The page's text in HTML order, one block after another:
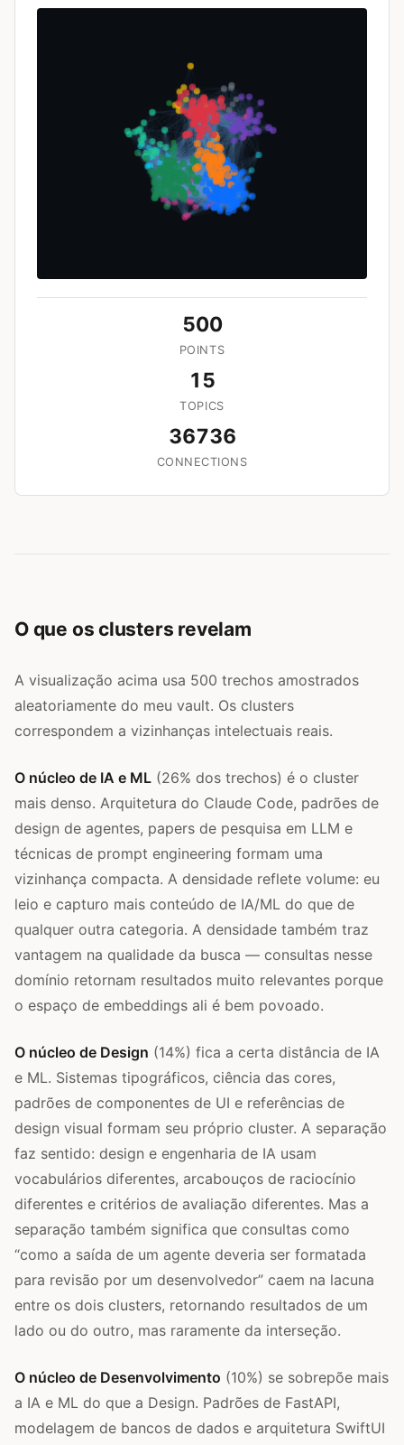
500
POINTS
15
TOPICS
36736
CONNECTIONS
O que os clusters revelam
A visualização acima usa 500 trechos amostrados
aleatoriamente do meu vault. Os clusters
correspondem a vizinhanças intelectuais reais.
O núcleo de IA e ML (26% dos trechos) é o cluster
mais denso. Arquitetura do Claude Code, padrões de
design de agentes, papers de pesquisa em LLM e
técnicas de prompt engineering formam uma
vizinhança compacta. A densidade reflete volume: eu
leio e capturo mais conteúdo de IA/ML do que de
qualquer outra categoria. A densidade também traz
vantagem na qualidade da busca — consultas nesse
domínio retornam resultados muito relevantes porque
o espaço de embeddings ali é bem povoado.
O núcleo de Design (14%) fica a certa distância de IA
e ML. Sistemas tipográficos, ciência das cores,
padrões de componentes de UI e referências de
design visual formam seu próprio cluster. A separação
faz sentido: design e engenharia de IA usam
vocabulários diferentes, arcabouços de raciocínio
diferentes e critérios de avaliação diferentes. Mas a
separação também significa que consultas como
“como a saída de um agente deveria ser formatada
para revisão por um desenvolvedor” caem na lacuna
entre os dois clusters, retornando resultados de um
lado ou do outro, mas raramente da interseção.
O núcleo de Desenvolvimento (10%) se sobrepõe mais
a IA e ML do que a Design. Padrões de FastAPI,
modelagem de bancos de dados e arquitetura SwiftUI